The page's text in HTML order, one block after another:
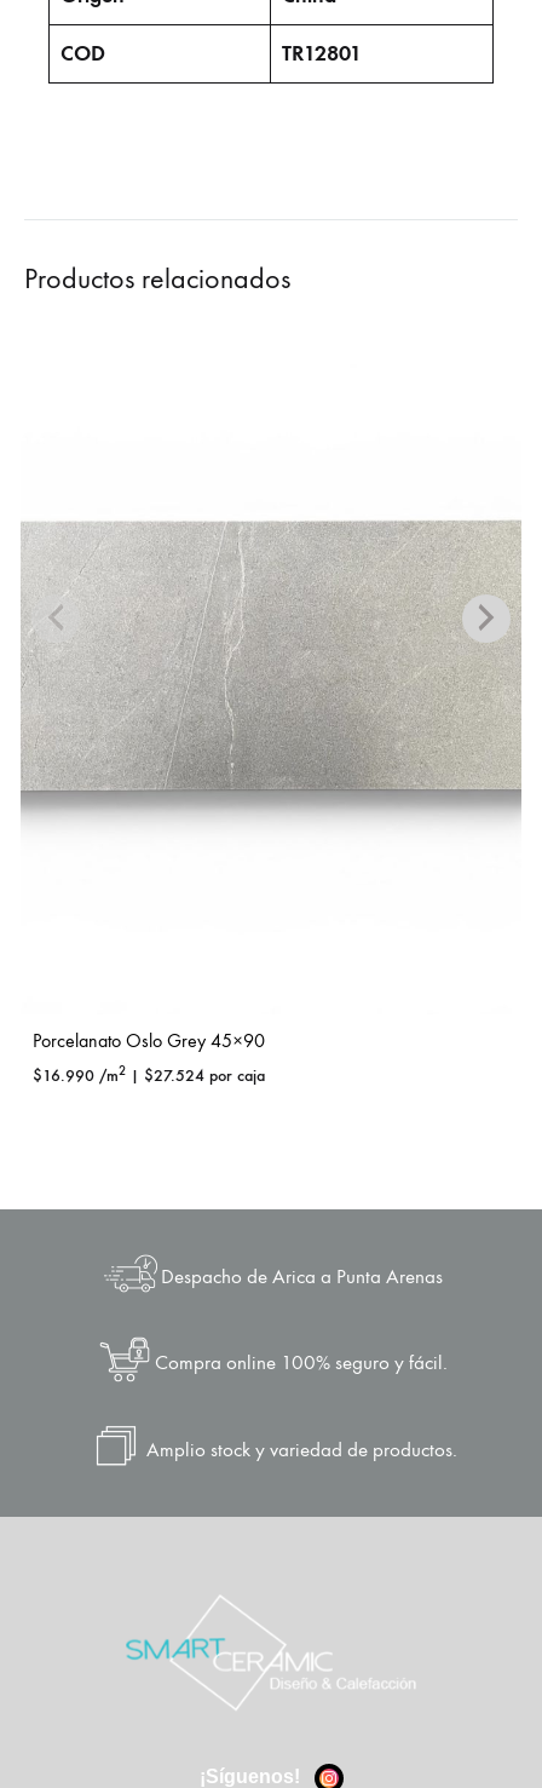
COD TR12801
Productos relacionados
Porcelanato Oslo Grey 45×90
$16.990 /m2 | $27.524 por caja
Despacho de Arica a Punta Arenas
Compra online 100% seguro y fácil.
Amplio stock y variedad de productos.
¡Síguenos!